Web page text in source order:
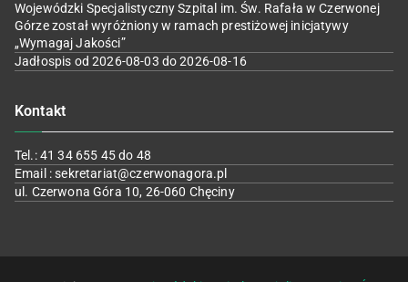
Wojewódzki Specjalistyczny Szpital im. Św. Rafała w Czerwonej
Górze został wyróżniony w ramach prestiżowej inicjatywy
„Wymagaj Jakości”
Jadłospis od 2026-08-03 do 2026-08-16
Kontakt
Tel.: 41 34 655 45 do 48
Email : sekretariat@czerwonagora.pl
ul. Czerwona Góra 10, 26-060 Chęciny